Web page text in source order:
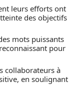
leurs efforts ont
des objectifs
mots puissants
pour
collaborateurs à
en soulignant